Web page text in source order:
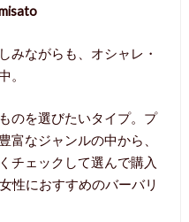
みながらも、オシャレ・
。
のを選びたいタイプ。プ
富なジャンルの中から、
チェックして選んで購入
性におすすめのバーバリ